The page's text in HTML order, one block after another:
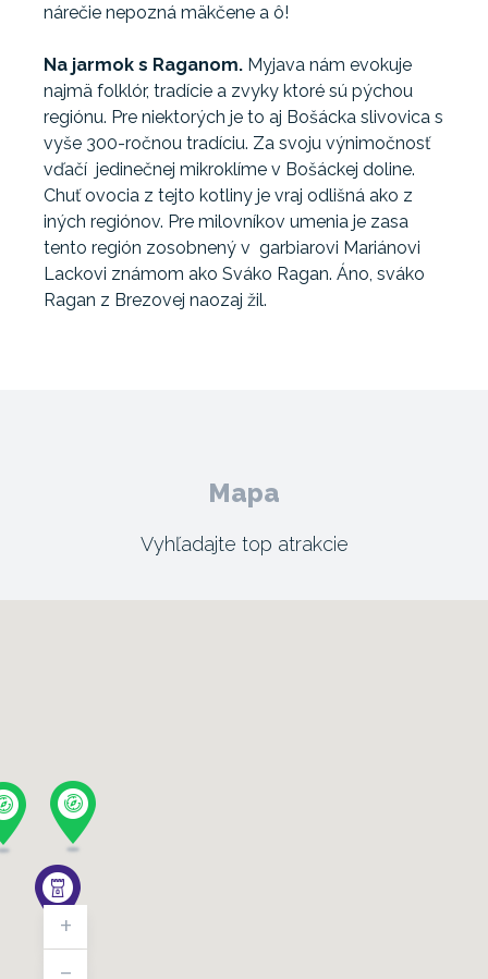
nárečie nepozná mäkčene a ô!
Na jarmok s Raganom. Myjava nám evokuje
najmä folklór, tradície a zvyky ktoré sú pýchou
regiónu. Pre niektorých je to aj Bošácka slivovica s
vyše 300-ročnou tradíciu. Za svoju výnimočnosť
vďačí jedinečnej mikroklíme v Bošáckej doline.
Chuť ovocia z tejto kotliny je vraj odlišná ako z
iných regiónov. Pre milovníkov umenia je zasa
tento región zosobnený v garbiarovi Mariánovi
Lackovi známom ako Sváko Ragan. Áno, sváko
Ragan z Brezovej naozaj žil.
Mapa
Vyhľadajte top atrakcie
+
-